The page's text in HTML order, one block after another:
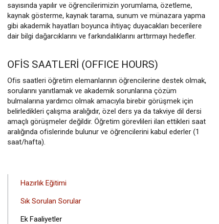
sayısında yapılır ve öğrencilerimizin yorumlama, özetleme,
kaynak gösterme, kaynak tarama, sunum ve münazara yapma
gibi akademik hayatları boyunca ihtiyaç duyacakları becerilere
dair bilgi dağarcıklarını ve farkındalıklarını arttırmayı hedefler.
OFİS SAATLERİ (OFFICE HOURS)
Ofis saatleri öğretim elemanlarının öğrencilerine destek olmak,
sorularını yanıtlamak ve akademik sorunlarına çözüm
bulmalarına yardımcı olmak amacıyla birebir görüşmek için
belirledikleri çalışma aralığıdır, özel ders ya da takviye dil dersi
amaçlı görüşmeler değildir. Öğretim görevlileri ilan ettikleri saat
aralığında ofislerinde bulunur ve öğrencilerini kabul ederler (1
saat/hafta).
ANA
MENÜSÜ
Hazırlık Eğitimi
Sık Sorulan Sorular
Ek Faaliyetler